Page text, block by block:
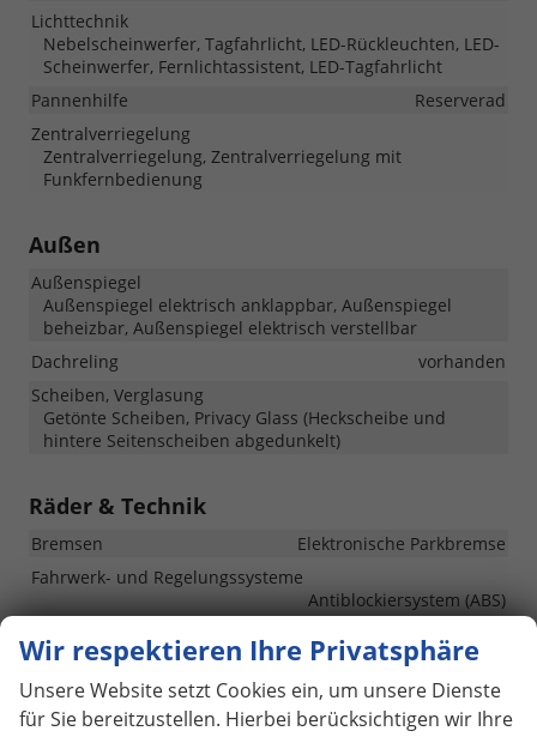
Lichttechnik
Nebelscheinwerfer, Tagfahrlicht, LED-Rückleuchten, LED-
Scheinwerfer, Fernlichtassistent, LED-Tagfahrlicht
Pannenhilfe
Reserverad
Zentralverriegelung
Zentralverriegelung, Zentralverriegelung mit
Funkfernbedienung
Außen
Außenspiegel
Außenspiegel elektrisch anklappbar, Außenspiegel
beheizbar, Außenspiegel elektrisch verstellbar
Dachreling
vorhanden
Scheiben, Verglasung
Getönte Scheiben, Privacy Glass (Heckscheibe und
hintere Seitenscheiben abgedunkelt)
Räder & Technik
Bremsen
Elektronische Parkbremse
Fahrwerk- und Regelungssysteme
Antiblockiersystem (ABS)
Felgentyp
Leichtmetallfelge
Wir respektieren Ihre Privatsphäre
Unsere Website setzt Cookies ein, um unsere Dienste
für Sie bereitzustellen. Hierbei berücksichtigen wir Ihre